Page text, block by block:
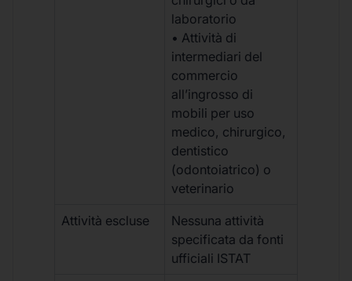
laboratorio
• Attività di
intermediari del
commercio
all’ingrosso di
mobili per uso
medico, chirurgico,
dentistico
(odontoiatrico) o
veterinario
Attività escluse
Nessuna attività
specificata da fonti
ufficiali ISTAT